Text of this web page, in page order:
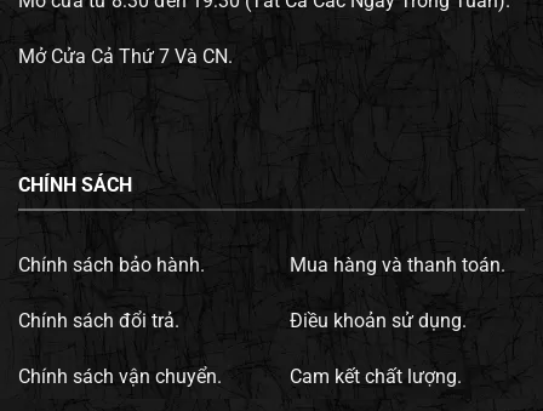
Mở Cửa Cả Thứ 7 Và CN.
CHÍNH SÁCH
Chính sách bảo hành.
Chính sách đổi trả.
Chính sách vận chuyển.
Mua hàng và thanh toán.
Điều khoản sử dụng.
Cam kết chất lượng.